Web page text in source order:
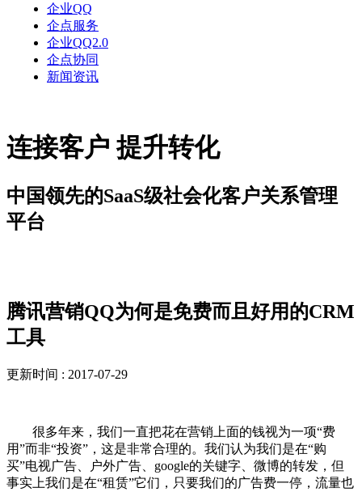
企业QQ
企点服务
企业QQ2.0
企点协同
新闻资讯
连接客户 提升转化
中国领先的SaaS级社会化客户关系管理
平台
腾讯营销QQ为何是免费而且好用的CRM
工具
更新时间 : 2017-07-29
很多年来，我们一直把花在营销上面的钱视为一项“费
用”而非“投资”，这是非常合理的。我们认为我们是在“购
买”电视广告、户外广告、google的关键字、微博的转发，但
事实上我们是在“租赁”它们，只要我们的广告费一停，流量也